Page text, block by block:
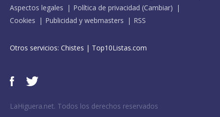
Aspectos legales
Política de privacidad (Cambiar)
Cookies
Publicidad y webmasters RSS
Otros servicios: Chistes | Top10Listas.com
LaHiguera.net. Todos los derechos reservados